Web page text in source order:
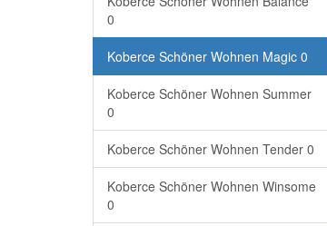
0
Koberce Schöner Wohnen Magic 0
Koberce Schöner Wohnen Summer
0
Koberce Schöner Wohnen Tender 0
Koberce Schöner Wohnen Winsome
0